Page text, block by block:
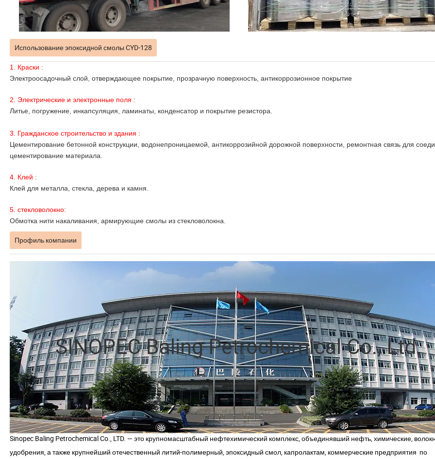
Использование эпоксидной смолы CYD-128
1. Краски :
Электроосадочный слой, отверждающее покрытие, прозрачную поверхность, антикоррозионное покрытие
2. Электрические и электронные поля :
Литье, погружение, инкапсуляция, ламинаты, конденсатор и покрытие резистора.
3. Гражданское строительство и здания :
Цементирование бетонной конструкции, водонепроницаемой, антикоррозийной дорожной поверхности, ремонтная связь для
цементирование материала.
4. Клей :
Клей для металла, стекла, дерева и камня.
5. стекловолокно:
Обмотка нити накаливания, армирующие смолы из стекловолокна.
Профиль компании
Sinopec Baling Petrochemical Co., LTD. — это крупномасштабный нефтехимический комплекс, объединявший нефть, химические,
удобрения, а также крупнейший отечественный литий-полимерный, эпоксидный смол, капролактам, коммерческие предприятия по